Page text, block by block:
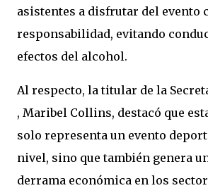
asistentes a disfrutar del evento
responsabilidad, evitando
efectos del alcohol.
Al respecto, la titular de la
, Maribel Collins, destacó que
solo representa un evento
nivel, sino que también genera
derrama económica en los